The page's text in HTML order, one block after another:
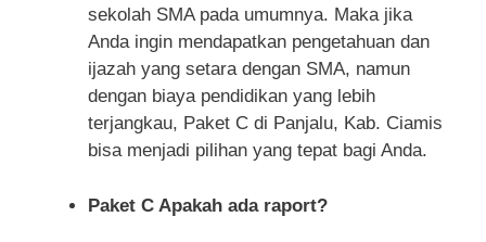
sekolah SMA pada umumnya. Maka jika
Anda ingin mendapatkan pengetahuan dan
ijazah yang setara dengan SMA, namun
dengan biaya pendidikan yang lebih
terjangkau, Paket C di Panjalu, Kab. Ciamis
bisa menjadi pilihan yang tepat bagi Anda.
Paket C Apakah ada raport?